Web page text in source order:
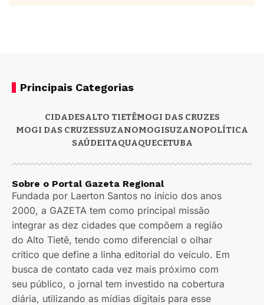
Principais Categorias
CIDADESALTO TIETÊMOGI DAS CRUZES
MOGI DAS CRUZESSUZANOMOGISUZANOPOLÍTICA
SAÚDEITAQUAQUECETUBA
Sobre o Portal Gazeta Regional
Fundada por Laerton Santos no início dos anos
2000, a GAZETA tem como principal missão
integrar as dez cidades que compõem a região
do Alto Tietê, tendo como diferencial o olhar
crítico que define a linha editorial do veículo. Em
busca de contato cada vez mais próximo com
seu público, o jornal tem investido na cobertura
diária, utilizando as mídias digitais para esse